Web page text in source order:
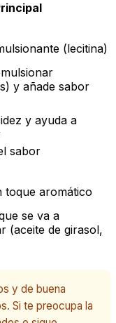
(lecitina)
y añade sabor
y ayuda a
sabor
toque aromático
se va a
(aceite de girasol,
y de buena
Si te preocupa la